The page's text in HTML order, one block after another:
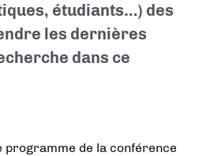
étudiants…) des
les dernières
dans ce
programme de la conférence